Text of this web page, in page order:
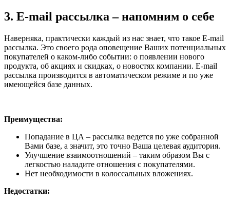
3. E-mail рассылка – напомним о себе
Наверняка, практически каждый из нас знает, что такое E-mail
рассылка. Это своего рода оповещение Ваших потенциальных
покупателей о каком-либо событии: о появлении нового
продукта, об акциях и скидках, о новостях компании. E-mail
рассылка производится в автоматическом режиме и по уже
имеющейся базе данных.
Преимущества:
Попадание в ЦА – рассылка ведется по уже собранной
Вами базе, а значит, это точно Ваша целевая аудитория.
Улучшение взаимоотношений – таким образом Вы с
легкостью наладите отношения с покупателями.
Нет необходимости в колоссальных вложениях.
Недостатки: